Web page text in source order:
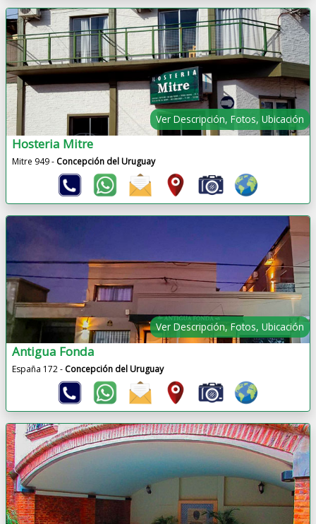
Ver Descripción, Fotos, Ubicación
Hosteria Mitre
Mitre 949 - Concepción del Uruguay
Ver Descripción, Fotos, Ubicación
Antigua Fonda
España 172 - Concepción del Uruguay